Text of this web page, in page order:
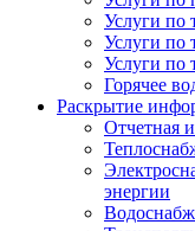
Услуги по
Услуги по
Услуги по
Горячее
Раскрытие
Отчетная
энергии